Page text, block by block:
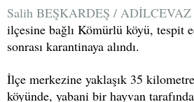
Salih BEŞKARDEŞ / ADİLCEVAZ
ilçesine bağlı Kömürlü köyü, tespit
sonrası karantinaya alındı.
İlçe merkezine yaklaşık 35
köyünde, yabani bir hayvan